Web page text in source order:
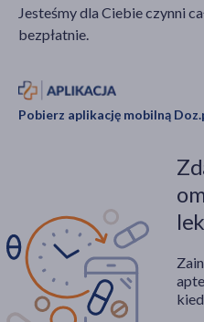
Jesteśmy dla Ciebie czynni
bezpłatnie.
Pobierz aplikację mobilną